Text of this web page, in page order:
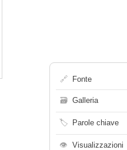
🔗 Fonte
🗃 Galleria
🏷 Parole chiave
👁 Visualizzazioni